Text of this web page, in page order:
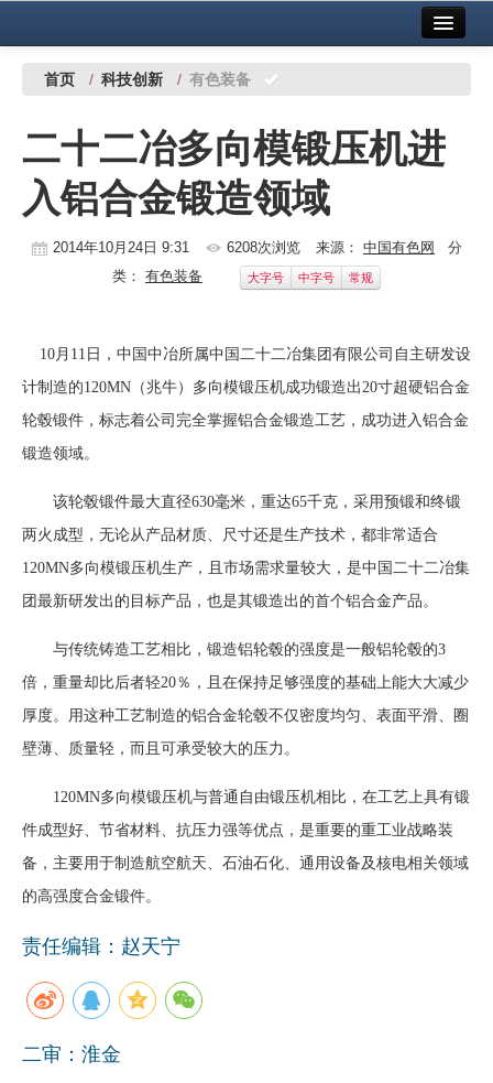
中国有色金属报社主办 广告服务
铜镍铅锌
铝
稀有稀土
镁钛
地矿 建设
企业文化
《资源再生》杂志
数字报
首页 / 科技创新 / 有色装备
二十二冶多向模锻压机进
入铝合金锻造领域
2014年10月24日 9:31 6208次浏览 来源： 中国有色网
分
类： 有色装备 大字号 中字号 常规
10月11日，中国中冶所属中国二十二冶集团有限公司自主研发设
计制造的120MN（兆牛）多向模锻压机成功锻造出20寸超硬铝合金
轮毂锻件，标志着公司完全掌握铝合金锻造工艺，成功进入铝合金
锻造领域。
该轮毂锻件最大直径630毫米，重达65千克，采用预锻和终锻
两火成型，无论从产品材质、尺寸还是生产技术，都非常适合
120MN多向模锻压机生产，且市场需求量较大，是中国二十二冶集
团最新研发出的目标产品，也是其锻造出的首个铝合金产品。
与传统铸造工艺相比，锻造铝轮毂的强度是一般铝轮毂的3
倍，重量却比后者轻20％，且在保持足够强度的基础上能大大减少
厚度。用这种工艺制造的铝合金轮毂不仅密度均匀、表面平滑、圈
壁薄、质量轻，而且可承受较大的压力。
120MN多向模锻压机与普通自由锻压机相比，在工艺上具有锻
件成型好、节省材料、抗压力强等优点，是重要的重工业战略装
备，主要用于制造航空航天、石油石化、通用设备及核电相关领域
的高强度合金锻件。
责任编辑：赵天宁
二审：淮金